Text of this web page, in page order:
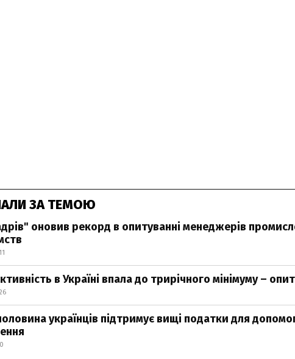
ЗА ТЕМОЮ
оновив рекорд в опитуванні менеджерів
в Україні впала до трирічного мінімуму –
українців підтримує вищі податки для